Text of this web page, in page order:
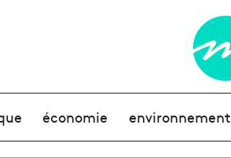
menuéconomie environnement